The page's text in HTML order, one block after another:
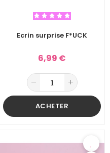
Ecrin surprise F*UCK
6,99 €
ACHETER